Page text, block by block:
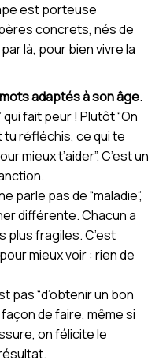
est porteuse
concrets, nés de
là, pour bien vivre la
adaptés à son âge.
fait peur ! Plutôt “On
réfléchis, ce qui te
mieux t’aider”. C’est un
parle pas de “maladie”,
différente. Chacun a
fragiles. C’est
mieux voir : rien de
pas “d’obtenir un bon
de faire, même si
on félicite le